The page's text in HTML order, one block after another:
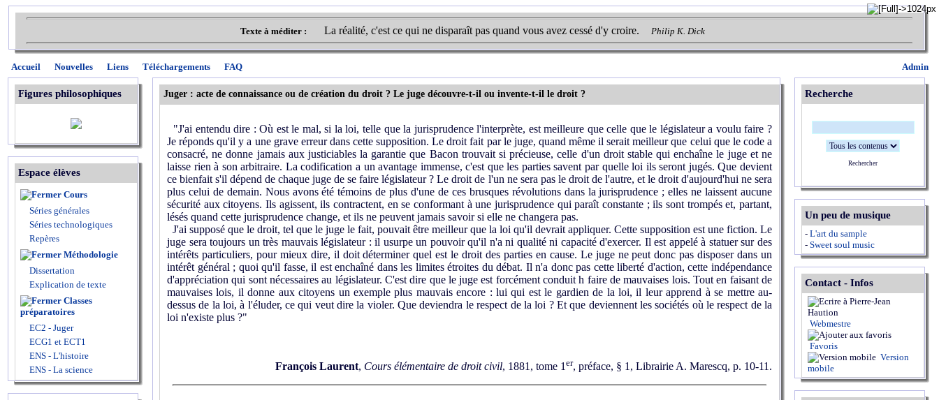
Texte à méditer : La réalité, c'est ce qui ne disparaît pas quand vous avez cessé d'y croire. Philip K. Dick
Admin
Accueil Nouvelles Liens Téléchargements FAQ
Figures philosophiques
Espace élèves
Cours
Séries générales
Séries technologiques
Repères
Méthodologie
Dissertation
Explication de texte
Classes
préparatoires
EC2 - Juger
ECG1 et ECT1
ENS - L'histoire
ENS - La science
Juger : acte de connaissance ou de création du droit ? Le juge découvre-t-il ou invente-t-il le droit ?
"J'ai entendu dire : Où est le mal, si la loi, telle que la jurisprudence l'interprète, est meilleure que celle que le législateur a voulu faire ?
Je réponds qu'il y a une grave erreur dans cette supposition. Le droit fait par le juge, quand même il serait meilleur que celui que le code a
consacré, ne donne jamais aux justiciables la garantie que Bacon trouvait si précieuse, celle d'un droit stable qui enchaîne le juge et ne
laisse rien à son arbitraire. La codification a un avantage immense, c'est que les parties savent par quelle loi ils seront jugés. Que devient
ce bienfait s'il dépend de chaque juge de se faire législateur ? Le droit de l'un ne sera pas le droit de l'autre, et le droit d'aujourd'hui ne sera
plus celui de demain. Nous avons été témoins de plus d'une de ces brusques révolutions dans la jurisprudence ; elles ne laissent aucune
sécurité aux citoyens. Ils agissent, ils contractent, en se conformant à une jurisprudence qui paraît constante ; ils sont trompés et, partant,
lésés quand cette jurisprudence change, et ils ne peuvent jamais savoir si elle ne changera pas.
J'ai supposé que le droit, tel que le juge le fait, pouvait être meilleur que la loi qu'il devrait appliquer. Cette supposition est une fiction. Le
juge sera toujours un très mauvais législateur : il usurpe un pouvoir qu'il n'a ni qualité ni capacité d'exercer. Il est appelé à statuer sur des
intérêts particuliers, pour mieux dire, il doit déterminer quel est le droit des parties en cause. Le juge ne peut donc pas disposer dans un
intérêt général ; quoi qu'il fasse, il est enchaîné dans les limites étroites du débat. Il n'a donc pas cette liberté d'action, cette indépendance
d'appréciation qui sont nécessaires au législateur. C'est dire que le juge est forcément conduit h faire de mauvaises lois. Tout en faisant de
mauvaises lois, il donne aux citoyens un exemple plus mauvais encore : lui qui est le gardien de la loi, il leur apprend à se mettre au-
dessus de la loi, à l'éluder, ce qui veut dire la violer. Que deviendra le respect de la loi ? Et que deviennent les sociétés où le respect de la
loi n'existe plus ?"
François Laurent, Cours élémentaire de droit civil, 1881, tome 1 er, préface, § 1, Librairie A. Marescq, p. 10-11.
Recherche
Rechercher
Un peu de musique
- L'art du sample
- Sweet soul music
Contact - Infos
Webmestre
Favoris
Version
mobile